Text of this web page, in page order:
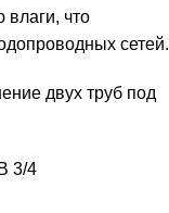
влаги, что
сетей.
двух труб под
3/4